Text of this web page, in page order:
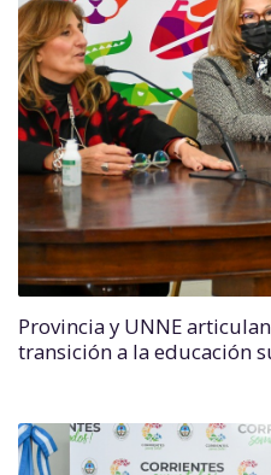
Provincia y UNNE
transición a la educación